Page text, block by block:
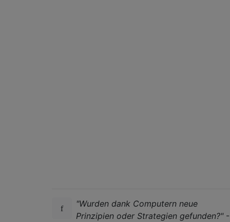
"Wurden dank Computern neue
Prinzipien oder Strategien gefunden?"-